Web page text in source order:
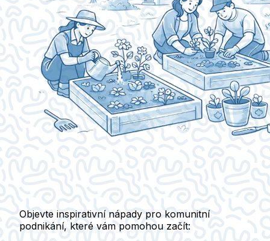
Objevte inspirativní nápady pro komunitní
podnikání, které vám pomohou začít: